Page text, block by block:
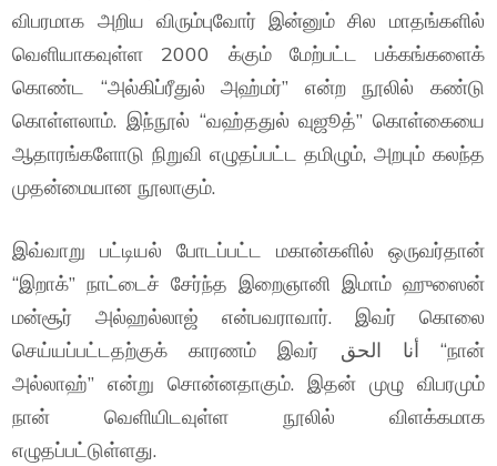
விபரமாக அறிய விரும்புவோர் இன்னும் சில மாதங்களில்
வெளியாகவுள்ள 2000 க்கும் மேற்பட்ட பக்கங்களைக்
கொண்ட “அல்கிப்ரீதுல் அஹ்மர்” என்ற நூலில் கண்டு
கொள்ளலாம். இந்நூல் “வஹ்ததுல் வுஜூத்” கொள்கையை
ஆதாரங்களோடு நிறுவி எழுதப்பட்ட தமிழும், அறபும் கலந்த
முதன்மையான நூலாகும்.
இவ்வாறு பட்டியல் போடப்பட்ட மகான்களில் ஒருவர்தான்
“இறாக்” நாட்டைச் சேர்ந்த இறைஞானி இமாம் ஹுஸைன்
மன்சூர் அல்ஹல்லாஜ் என்பவராவார். இவர் கொலை
செய்யப்பட்டதற்குக் காரணம் இவர் أنا الحق “நான்
அல்லாஹ்” என்று சொன்னதாகும். இதன் முழு விபரமும்
நான் வெளியிடவுள்ள நூலில் விளக்கமாக
எழுதப்பட்டுள்ளது.